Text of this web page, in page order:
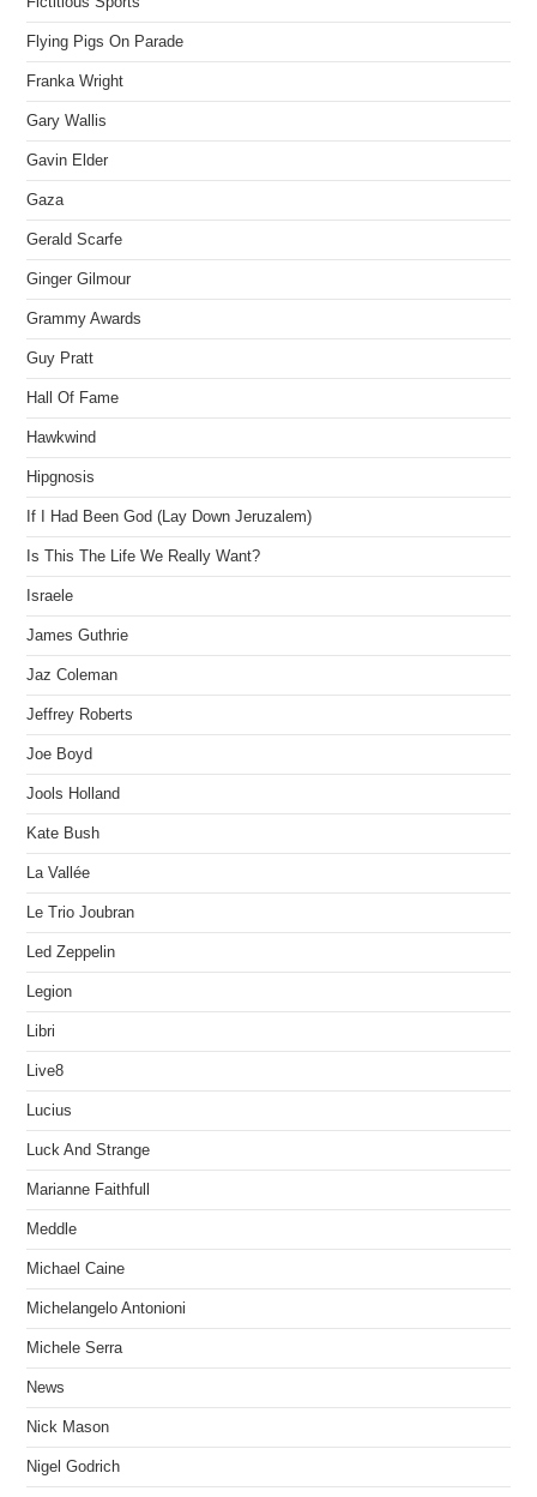
Flying Pigs On Parade
Franka Wright
Gary Wallis
Gavin Elder
Gaza
Gerald Scarfe
Ginger Gilmour
Grammy Awards
Guy Pratt
Hall Of Fame
Hawkwind
Hipgnosis
If I Had Been God (Lay Down Jeruzalem)
Is This The Life We Really Want?
Israele
James Guthrie
Jaz Coleman
Jeffrey Roberts
Joe Boyd
Jools Holland
Kate Bush
La Vallée
Le Trio Joubran
Led Zeppelin
Legion
Libri
Live8
Lucius
Luck And Strange
Marianne Faithfull
Meddle
Michael Caine
Michelangelo Antonioni
Michele Serra
News
Nick Mason
Nigel Godrich